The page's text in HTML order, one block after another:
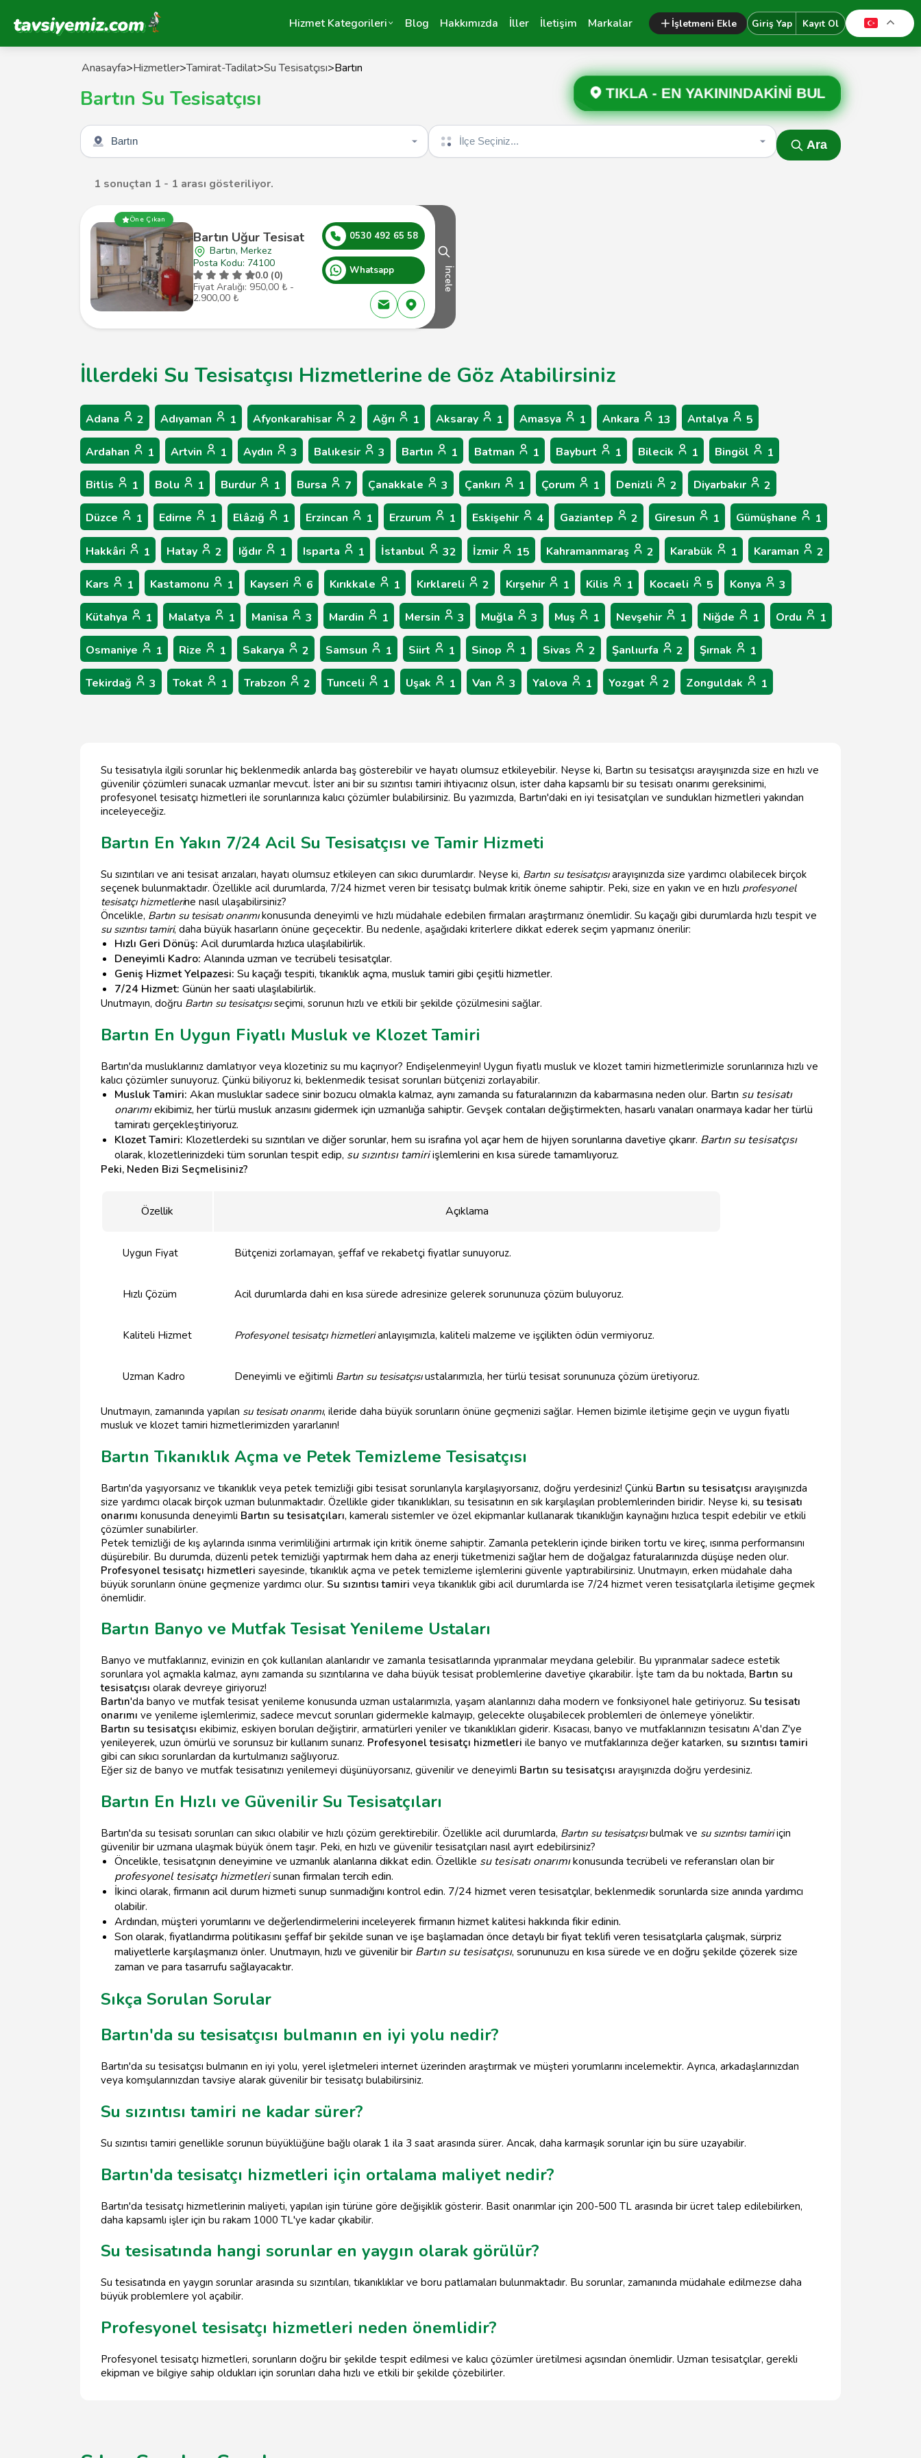
Tavsiyemiz Anasayfa Hizmet Kategorileri Blog Hakkımızda İller İletişim Markalar İşletmeni Ekle Giriş Yap Kayıt Ol
Anasayfa>Hizmetler>Tamirat-Tadilat>Su Tesisatçısı>Bartın
Bartın Su Tesisatçısı TIKLA - EN YAKININDAKİNİ BUL
Şehir seçin İlçe seçin
Ara
1 sonuçtan 1 - 1 arası gösteriliyor.
Öne Çıkan
Bartın Uğur Tesisat
Bartın, Merkez
Posta Kodu: 74100
0.0 (0)
Fiyat Aralığı: 950,00 ₺ -
2.900,00 ₺
0530 492 65 58
Whatsapp İncele
İllerdeki Su Tesisatçısı Hizmetlerine de Göz Atabilirsiniz
Adana 2 Adıyaman 1 Afyonkarahisar 2 Ağrı 1 Aksaray 1 Amasya 1 Ankara 13 Antalya 5
Ardahan 1 Artvin 1 Aydın 3 Balıkesir 3 Bartın 1 Batman 1 Bayburt 1 Bilecik 1 Bingöl 1
Bitlis 1 Bolu 1 Burdur 1 Bursa 7 Çanakkale 3 Çankırı 1 Çorum 1 Denizli 2 Diyarbakır 2
Düzce 1 Edirne 1 Elâzığ 1 Erzincan 1 Erzurum 1 Eskişehir 4 Gaziantep 2 Giresun 1 Gümüşhane 1
Hakkâri 1 Hatay 2 Iğdır 1 Isparta 1 İstanbul 32 İzmir 15 Kahramanmaraş 2 Karabük 1 Karaman 2
Kars 1 Kastamonu 1 Kayseri 6 Kırıkkale 1 Kırklareli 2 Kırşehir 1 Kilis 1 Kocaeli 5 Konya 3
Kütahya 1 Malatya 1 Manisa 3 Mardin 1 Mersin 3 Muğla 3 Muş 1 Nevşehir 1 Niğde 1 Ordu 1
Osmaniye 1 Rize 1 Sakarya 2 Samsun 1 Siirt 1 Sinop 1 Sivas 2 Şanlıurfa 2 Şırnak 1
Tekirdağ 3 Tokat 1 Trabzon 2 Tunceli 1 Uşak 1 Van 3 Yalova 1 Yozgat 2 Zonguldak 1
Su tesisatıyla ilgili sorunlar hiç beklenmedik anlarda baş gösterebilir ve hayatı olumsuz etkileyebilir. Neyse ki, Bartın su tesisatçısı arayışınızda size en hızlı ve
güvenilir çözümleri sunacak uzmanlar mevcut. İster ani bir su sızıntısı tamiri ihtiyacınız olsun, ister daha kapsamlı bir su tesisatı onarımı gereksinimi,
profesyonel tesisatçı hizmetleri ile sorunlarınıza kalıcı çözümler bulabilirsiniz. Bu yazımızda, Bartın'daki en iyi tesisatçıları ve sundukları hizmetleri yakından
inceleyeceğiz.
Bartın En Yakın 7/24 Acil Su Tesisatçısı ve Tamir Hizmeti
Su sızıntıları ve ani tesisat arızaları, hayatı olumsuz etkileyen can sıkıcı durumlardır. Neyse ki, Bartın su tesisatçısıarayışınızda size yardımcı olabilecek birçok
seçenek bulunmaktadır. Özellikle acil durumlarda, 7/24 hizmet veren bir tesisatçı bulmak kritik öneme sahiptir. Peki, size en yakın ve en hızlı profesyonel
tesisatçı hizmetlerine nasıl ulaşabilirsiniz?
Öncelikle, Bartın su tesisatı onarımıkonusunda deneyimli ve hızlı müdahale edebilen firmaları araştırmanız önemlidir. Su kaçağı gibi durumlarda hızlı tespit ve
su sızıntısı tamiri, daha büyük hasarların önüne geçecektir. Bu nedenle, aşağıdaki kriterlere dikkat ederek seçim yapmanız önerilir:
Hızlı Geri Dönüş: Acil durumlarda hızlıca ulaşılabilirlik.
Deneyimli Kadro: Alanında uzman ve tecrübeli tesisatçılar.
Geniş Hizmet Yelpazesi: Su kaçağı tespiti, tıkanıklık açma, musluk tamiri gibi çeşitli hizmetler.
7/24 Hizmet: Günün her saati ulaşılabilirlik.
Unutmayın, doğru Bartın su tesisatçısıseçimi, sorunun hızlı ve etkili bir şekilde çözülmesini sağlar.
Bartın En Uygun Fiyatlı Musluk ve Klozet Tamiri
Bartın'da musluklarınız damlatıyor veya klozetiniz su mu kaçırıyor? Endişelenmeyin! Uygun fiyatlı musluk ve klozet tamiri hizmetlerimizle sorunlarınıza hızlı ve
kalıcı çözümler sunuyoruz. Çünkü biliyoruz ki, beklenmedik tesisat sorunları bütçenizi zorlayabilir.
Musluk Tamiri: Akan musluklar sadece sinir bozucu olmakla kalmaz, aynı zamanda su faturalarınızın da kabarmasına neden olur. Bartın su tesisatı
onarımıekibimiz, her türlü musluk arızasını gidermek için uzmanlığa sahiptir. Gevşek contaları değiştirmekten, hasarlı vanaları onarmaya kadar her türlü
tamiratı gerçekleştiriyoruz.
Klozet Tamiri: Klozetlerdeki su sızıntıları ve diğer sorunlar, hem su israfına yol açar hem de hijyen sorunlarına davetiye çıkarır. Bartın su tesisatçısı
olarak, klozetlerinizdeki tüm sorunları tespit edip, su sızıntısı tamiriişlemlerini en kısa sürede tamamlıyoruz.
Peki, Neden Bizi Seçmelisiniz?
Özellik Açıklama
Uygun Fiyat Bütçenizi zorlamayan, şeffaf ve rekabetçi fiyatlar sunuyoruz.
Hızlı Çözüm Acil durumlarda dahi en kısa sürede adresinize gelerek sorununuza çözüm buluyoruz.
Kaliteli Hizmet Profesyonel tesisatçı hizmetlerianlayışımızla, kaliteli malzeme ve işçilikten ödün vermiyoruz.
Uzman Kadro Deneyimli ve eğitimli Bartın su tesisatçısıustalarımızla, her türlü tesisat sorununuza çözüm üretiyoruz.
Unutmayın, zamanında yapılan su tesisatı onarımı, ileride daha büyük sorunların önüne geçmenizi sağlar. Hemen bizimle iletişime geçin ve uygun fiyatlı
musluk ve klozet tamiri hizmetlerimizden yararlanın!
Bartın Tıkanıklık Açma ve Petek Temizleme Tesisatçısı
Bartın'da yaşıyorsanız ve tıkanıklık veya petek temizliği gibi tesisat sorunlarıyla karşılaşıyorsanız, doğru yerdesiniz! Çünkü Bartın su tesisatçısı arayışınızda
size yardımcı olacak birçok uzman bulunmaktadır. Özellikle gider tıkanıklıkları, su tesisatının en sık karşılaşılan problemlerinden biridir. Neyse ki, su tesisatı
onarımı konusunda deneyimli Bartın su tesisatçıları, kameralı sistemler ve özel ekipmanlar kullanarak tıkanıklığın kaynağını hızlıca tespit edebilir ve etkili
çözümler sunabilirler.
Petek temizliği de kış aylarında ısınma verimliliğini artırmak için kritik öneme sahiptir. Zamanla peteklerin içinde biriken tortu ve kireç, ısınma performansını
düşürebilir. Bu durumda, düzenli petek temizliği yaptırmak hem daha az enerji tüketmenizi sağlar hem de doğalgaz faturalarınızda düşüşe neden olur.
Profesyonel tesisatçı hizmetleri sayesinde, tıkanıklık açma ve petek temizleme işlemlerini güvenle yaptırabilirsiniz. Unutmayın, erken müdahale daha
büyük sorunların önüne geçmenize yardımcı olur. Su sızıntısı tamiri veya tıkanıklık gibi acil durumlarda ise 7/24 hizmet veren tesisatçılarla iletişime geçmek
önemlidir.
Bartın Banyo ve Mutfak Tesisat Yenileme Ustaları
Banyo ve mutfaklarınız, evinizin en çok kullanılan alanlarıdır ve zamanla tesisatlarında yıpranmalar meydana gelebilir. Bu yıpranmalar sadece estetik
sorunlara yol açmakla kalmaz, aynı zamanda su sızıntılarına ve daha büyük tesisat problemlerine davetiye çıkarabilir. İşte tam da bu noktada, Bartın su
tesisatçısı olarak devreye giriyoruz!
Bartın'da banyo ve mutfak tesisat yenileme konusunda uzman ustalarımızla, yaşam alanlarınızı daha modern ve fonksiyonel hale getiriyoruz. Su tesisatı
onarımı ve yenileme işlemlerimiz, sadece mevcut sorunları gidermekle kalmayıp, gelecekte oluşabilecek problemleri de önlemeye yöneliktir.
Bartın su tesisatçısı ekibimiz, eskiyen boruları değiştirir, armatürleri yeniler ve tıkanıklıkları giderir. Kısacası, banyo ve mutfaklarınızın tesisatını A'dan Z'ye
yenileyerek, uzun ömürlü ve sorunsuz bir kullanım sunarız. Profesyonel tesisatçı hizmetleri ile banyo ve mutfaklarınıza değer katarken, su sızıntısı tamiri
gibi can sıkıcı sorunlardan da kurtulmanızı sağlıyoruz.
Eğer siz de banyo ve mutfak tesisatınızı yenilemeyi düşünüyorsanız, güvenilir ve deneyimli Bartın su tesisatçısı arayışınızda doğru yerdesiniz.
Bartın En Hızlı ve Güvenilir Su Tesisatçıları
Bartın'da su tesisatı sorunları can sıkıcı olabilir ve hızlı çözüm gerektirebilir. Özellikle acil durumlarda, Bartın su tesisatçısıbulmak ve su sızıntısı tamiriiçin
güvenilir bir uzmana ulaşmak büyük önem taşır. Peki, en hızlı ve güvenilir tesisatçıları nasıl ayırt edebilirsiniz?
Öncelikle, tesisatçının deneyimine ve uzmanlık alanlarına dikkat edin. Özellikle su tesisatı onarımıkonusunda tecrübeli ve referansları olan bir
profesyonel tesisatçı hizmetlerisunan firmaları tercih edin.
İkinci olarak, firmanın acil durum hizmeti sunup sunmadığını kontrol edin. 7/24 hizmet veren tesisatçılar, beklenmedik sorunlarda size anında yardımcı
olabilir.
Ardından, müşteri yorumlarını ve değerlendirmelerini inceleyerek firmanın hizmet kalitesi hakkında fikir edinin.
Son olarak, fiyatlandırma politikasını şeffaf bir şekilde sunan ve işe başlamadan önce detaylı bir fiyat teklifi veren tesisatçılarla çalışmak, sürpriz
maliyetlerle karşılaşmanızı önler. Unutmayın, hızlı ve güvenilir bir Bartın su tesisatçısı, sorununuzu en kısa sürede ve en doğru şekilde çözerek size
zaman ve para tasarrufu sağlayacaktır.
Sıkça Sorulan Sorular
Bartın'da su tesisatçısı bulmanın en iyi yolu nedir?
Bartın'da su tesisatçısı bulmanın en iyi yolu, yerel işletmeleri internet üzerinden araştırmak ve müşteri yorumlarını incelemektir. Ayrıca, arkadaşlarınızdan
veya komşularınızdan tavsiye alarak güvenilir bir tesisatçı bulabilirsiniz.
Su sızıntısı tamiri ne kadar sürer?
Su sızıntısı tamiri genellikle sorunun büyüklüğüne bağlı olarak 1 ila 3 saat arasında sürer. Ancak, daha karmaşık sorunlar için bu süre uzayabilir.
Bartın'da tesisatçı hizmetleri için ortalama maliyet nedir?
Bartın'da tesisatçı hizmetlerinin maliyeti, yapılan işin türüne göre değişiklik gösterir. Basit onarımlar için 200-500 TL arasında bir ücret talep edilebilirken,
daha kapsamlı işler için bu rakam 1000 TL'ye kadar çıkabilir.
Su tesisatında hangi sorunlar en yaygın olarak görülür?
Su tesisatında en yaygın sorunlar arasında su sızıntıları, tıkanıklıklar ve boru patlamaları bulunmaktadır. Bu sorunlar, zamanında müdahale edilmezse daha
büyük problemlere yol açabilir.
Profesyonel tesisatçı hizmetleri neden önemlidir?
Profesyonel tesisatçı hizmetleri, sorunların doğru bir şekilde tespit edilmesi ve kalıcı çözümler üretilmesi açısından önemlidir. Uzman tesisatçılar, gerekli
ekipman ve bilgiye sahip oldukları için sorunları daha hızlı ve etkili bir şekilde çözebilirler.